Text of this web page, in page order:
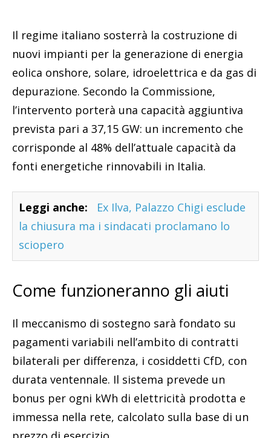
Il regime italiano sosterrà la costruzione di
nuovi impianti per la generazione di energia
eolica onshore, solare, idroelettrica e da gas di
depurazione. Secondo la Commissione,
l’intervento porterà una capacità aggiuntiva
prevista pari a 37,15 GW: un incremento che
corrisponde al 48% dell’attuale capacità da
fonti energetiche rinnovabili in Italia.
Leggi anche:
Ex Ilva, Palazzo Chigi esclude
la chiusura ma i sindacati proclamano lo
sciopero
Come funzioneranno gli aiuti
Il meccanismo di sostegno sarà fondato su
pagamenti variabili nell’ambito di contratti
bilaterali per differenza, i cosiddetti CfD, con
durata ventennale. Il sistema prevede un
bonus per ogni kWh di elettricità prodotta e
immessa nella rete, calcolato sulla base di un